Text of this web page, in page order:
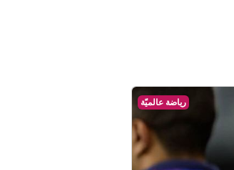
رياضة عالميّة